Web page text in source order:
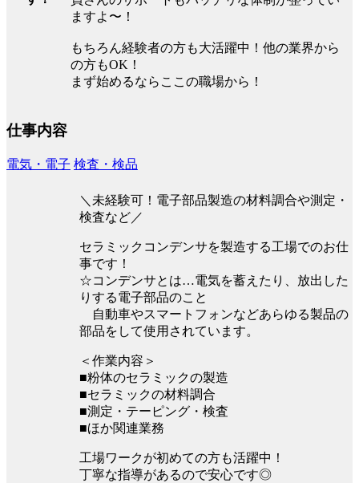
ますよ〜！
もちろん経験者の方も大活躍中！他の業界から
の方もOK！
まず始めるならここの職場から！
仕事内容
電気・電子 検査・検品
＼未経験可！電子部品製造の材料調合や測定・
検査など／
セラミックコンデンサを製造する工場でのお仕
事です！
☆コンデンサとは…電気を蓄えたり、放出した
りする電子部品のこと
自動車やスマートフォンなどあらゆる製品の
部品をして使用されています。
＜作業内容＞
■粉体のセラミックの製造
■セラミックの材料調合
■測定・テーピング・検査
■ほか関連業務
工場ワークが初めての方も活躍中！
丁寧な指導があるので安心です◎